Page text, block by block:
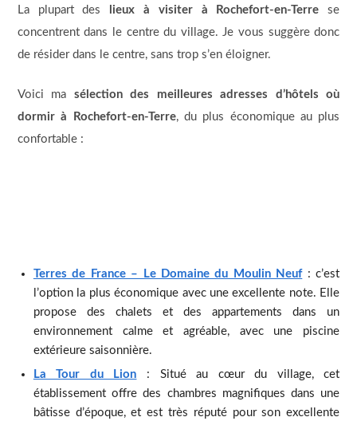
La plupart des lieux à visiter à Rochefort-en-Terre se
concentrent dans le centre du village. Je vous suggère donc
de résider dans le centre, sans trop s’en éloigner.
Voici ma sélection des meilleures adresses d’hôtels où
dormir à Rochefort-en-Terre, du plus économique au plus
confortable :
Terres de France – Le Domaine du Moulin Neuf: c’est
l’option la plus économique avec une excellente note. Elle
propose des chalets et des appartements dans un
environnement calme et agréable, avec une piscine
extérieure saisonnière.
La Tour du Lion : Situé au cœur du village, cet
établissement offre des chambres magnifiques dans une
bâtisse d’époque, et est très réputé pour son excellente